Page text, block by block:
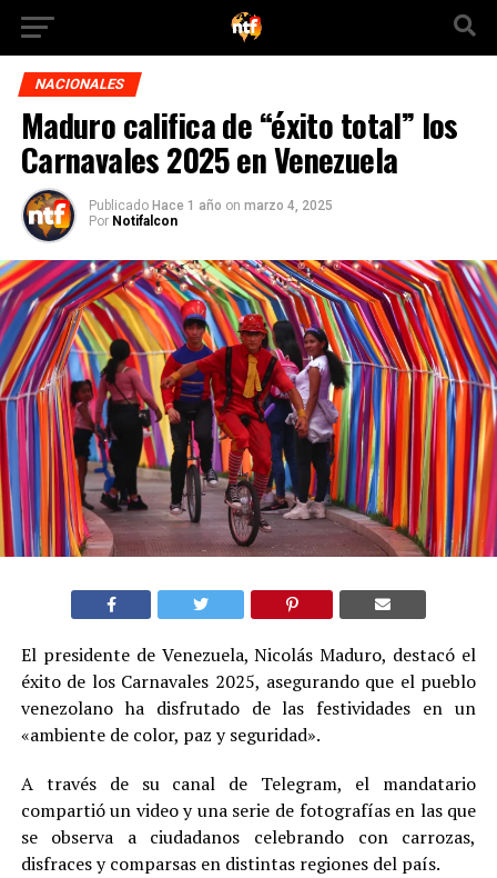
NACIONALES
Maduro califica de “éxito total” los
Carnavales 2025 en Venezuela
Publicado Hace 1 año on marzo 4, 2025
Por Notifalcon
El presidente de Venezuela, Nicolás Maduro, destacó el
éxito de los Carnavales 2025, asegurando que el pueblo
venezolano ha disfrutado de las festividades en un
«ambiente de color, paz y seguridad».
A través de su canal de Telegram, el mandatario
compartió un video y una serie de fotografías en las que
se observa a ciudadanos celebrando con carrozas,
disfraces y comparsas en distintas regiones del país.